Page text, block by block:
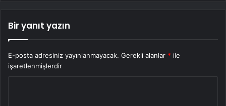
Bir yanıt yazın
E-posta adresiniz yayınlanmayacak. Gerekli alanlar * ile
işaretlenmişlerdir